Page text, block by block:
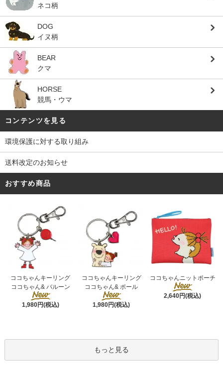
ネコ柄
DOG
イヌ柄
BEAR
クマ
HORSE
競馬・ウマ
コンテンツを見る
環境保護に対する取り組み
送料改定のお知らせ
おすすめ商品
ココちゃんキーリング
ココちゃん& バルーン
1,980円(税込)
ココちゃんキーリング
ココちゃん& ポール
1,980円(税込)
ココちゃんニットポーチ
2,640円(税込)
もっと見る